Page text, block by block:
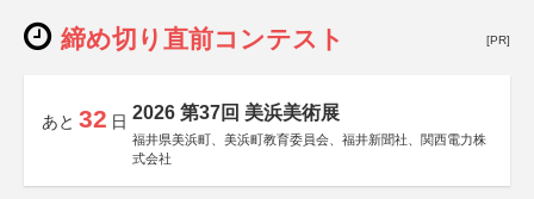
締め切り直前コンテスト [PR]
あと 32 日 2026 第37回 美浜美術展
福井県美浜町、美浜町教育委員会、福井新聞社、関西電力株
式会社